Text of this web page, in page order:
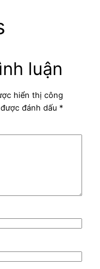
luận
hiển thị công
đánh dấu *